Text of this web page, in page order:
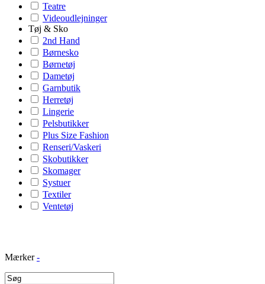
Teatre
Videoudlejninger
Tøj & Sko
2nd Hand
Børnesko
Børnetøj
Dametøj
Garnbutik
Herretøj
Lingerie
Pelsbutikker
Plus Size Fashion
Renseri/Vaskeri
Skobutikker
Skomager
Systuer
Textiler
Ventetøj
Mærker -